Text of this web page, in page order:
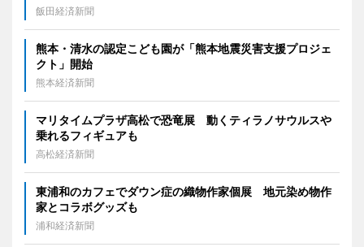
飯田経済新聞
熊本・清水の認定こども園が「熊本地震災害支援プロジェ
クト」開始
熊本経済新聞
マリタイムプラザ高松で恐竜展 動くティラノサウルスや
乗れるフィギュアも
高松経済新聞
東浦和のカフェでダウン症の織物作家個展 地元染め物作
家とコラボグッズも
浦和経済新聞